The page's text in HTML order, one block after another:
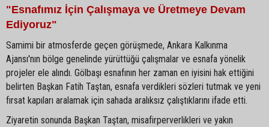
"Esnafımız İçin Çalışmaya ve Üretmeye Devam
Ediyoruz"
Samimi bir atmosferde geçen görüşmede, Ankara Kalkınma
Ajansı'nın bölge genelinde yürüttüğü çalışmalar ve esnafa yönelik
projeler ele alındı. Gölbaşı esnafının her zaman en iyisini hak ettiğini
belirten Başkan Fatih Taştan, esnafa verdikleri sözleri tutmak ve yeni
fırsat kapıları aralamak için sahada aralıksız çalıştıklarını ifade etti.
Ziyaretin sonunda Başkan Taştan, misafirperverlikleri ve yakın